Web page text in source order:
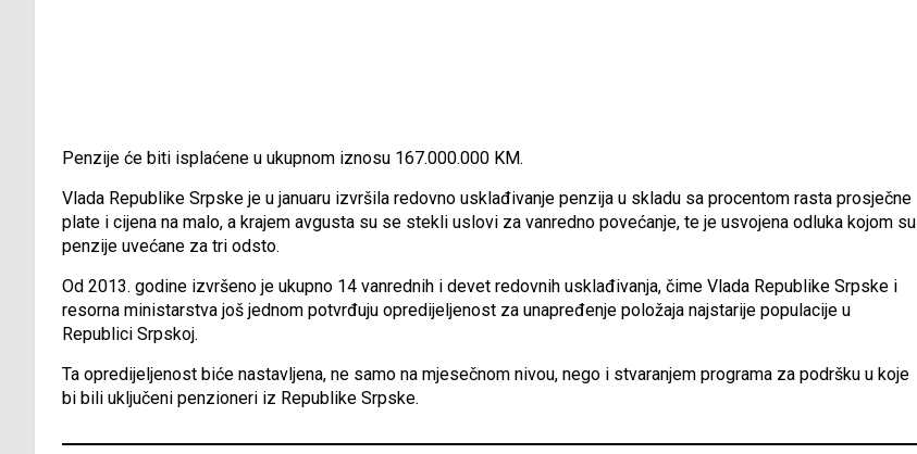
Penzije će biti isplaćene u ukupnom iznosu 167.000.000 KM.
Vlada Republike Srpske je u januaru izvršila redovno usklađivanje penzija u skladu sa procentom rasta prosječne
plate i cijena na malo, a krajem avgusta su se stekli uslovi za vanredno povećanje, te je usvojena odluka kojom su
penzije uvećane za tri odsto.
Od 2013. godine izvršeno je ukupno 14 vanrednih i devet redovnih usklađivanja, čime Vlada Republike Srpske i
resorna ministarstva još jednom potvrđuju opredijeljenost za unapređenje položaja najstarije populacije u
Republici Srpskoj.
Ta opredijeljenost biće nastavljena, ne samo na mjesečnom nivou, nego i stvaranjem programa za podršku u koje
bi bili uključeni penzioneri iz Republike Srpske.